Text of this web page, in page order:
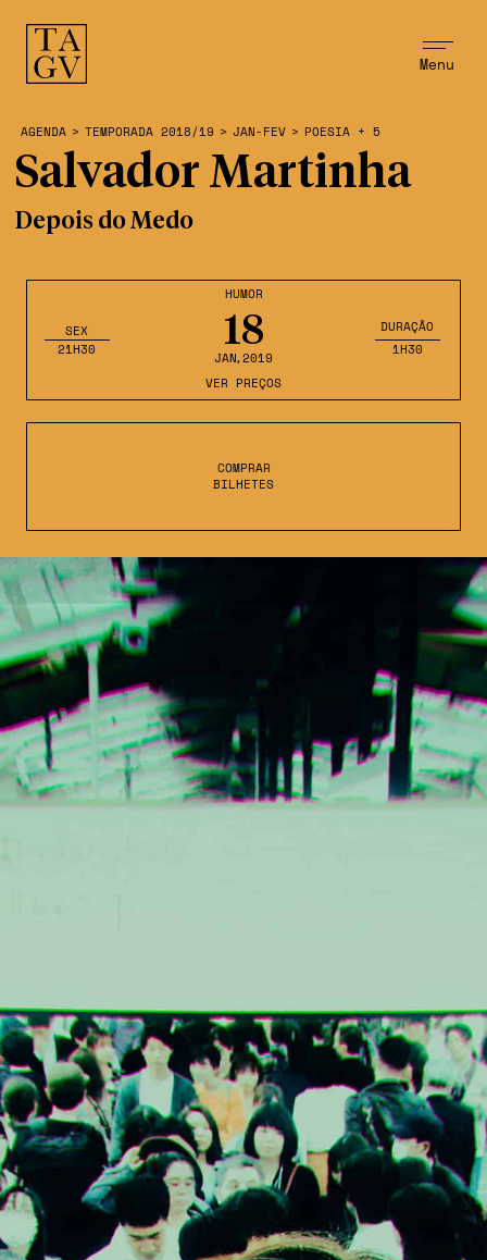
Menu
HUMOR
18
JAN,2019
SEX
21H30
DURAÇÃO
1H30
VER PREÇOS
COMPRAR
BILHETES
AGENDA > TEMPORADA 2018/19 > JAN-FEV > POESIA + 5
Salvador Martinha
Depois do Medo